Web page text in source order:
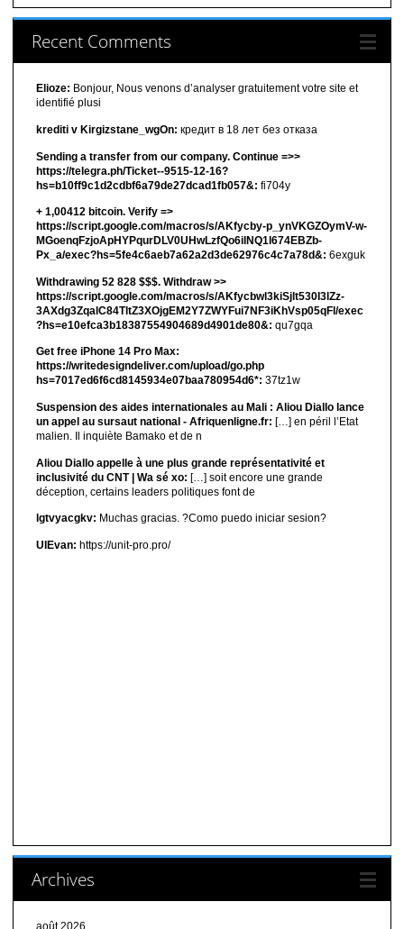
Recent Comments
Elioze: Bonjour, Nous venons d’analyser gratuitement votre site et
identifié plusi
krediti v Kirgizstane_wgOn: кредит в 18 лет без отказа
Sending a transfer from our company. Continue =>>
https://telegra.ph/Ticket--9515-12-16?
hs=b10ff9c1d2cdbf6a79de27dcad1fb057&: fi704y
+ 1,00412 bitсоin. Verify =>
https://script.google.com/macros/s/AKfycby-p_ynVKGZOymV-w-
MGoenqFzjoApHYPqurDLV0UHwLzfQo6ilNQ1l674EBZb-
Px_a/exec?hs=5fe4c6aeb7a62a2d3de62976c4c7a78d&: 6exguk
Withdrawing 52 828 $$$. Withdrаw >>
https://script.google.com/macros/s/AKfycbwl3kiSjlt530I3lZz-
3AXdg3ZqalC84TltZ3XOjgEM2Y7ZWYFui7NF3iKhVsp05qFl/exec
?hs=e10efca3b18387554904689d4901de80&: qu7gqa
Get free iPhone 14 Pro Max:
https://writedesigndeliver.com/upload/go.php
hs=7017ed6f6cd8145934e07baa780954d6*: 37tz1w
Suspension des aides internationales au Mali : Aliou Diallo lance
un appel au sursaut national - Afriquenligne.fr: […] en péril l’Etat
malien. Il inquiète Bamako et de n
Aliou Diallo appelle à une plus grande représentativité et
inclusivité du CNT | Wa sé xo: […] soit encore une grande
déception, certains leaders politiques font de
lgtvyacgkv: Muchas gracias. ?Como puedo iniciar sesion?
UIEvan: https://unit-pro.pro/
Archives